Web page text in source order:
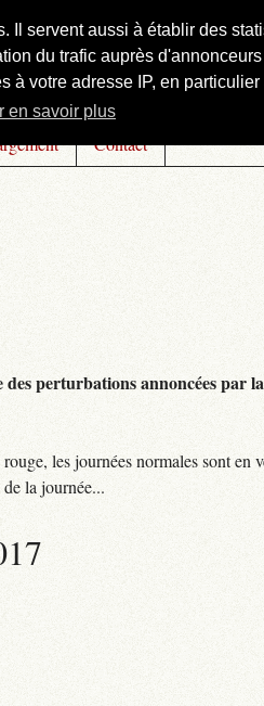
servent aussi à établir des
du trafic auprès
votre adresse IP, en
en savoir plus
Contact
perturbations annoncées par
les journées normales sont en
la journée...